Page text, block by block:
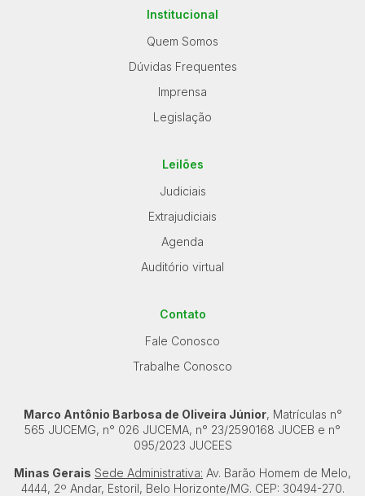
Institucional
Quem Somos
Dúvidas Frequentes
Imprensa
Legislação
Leilões
Judiciais
Extrajudiciais
Agenda
Auditório virtual
Contato
Fale Conosco
Trabalhe Conosco
Marco Antônio Barbosa de Oliveira Júnior, Matrículas n°
565 JUCEMG, n° 026 JUCEMA, n° 23/2590168 JUCEB e n°
095/2023 JUCEES
Minas Gerais Sede Administrativa: Av. Barão Homem de Melo,
4444, 2º Andar, Estoril, Belo Horizonte/MG. CEP: 30494-270.